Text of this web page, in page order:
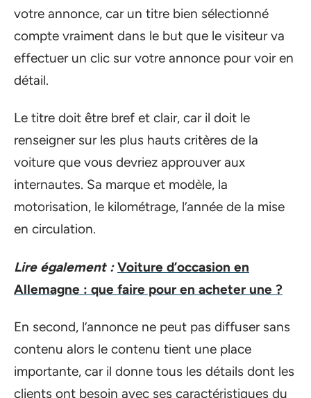
votre annonce, car un titre bien sélectionné
compte vraiment dans le but que le visiteur va
effectuer un clic sur votre annonce pour voir en
détail.
Le titre doit être bref et clair, car il doit le
renseigner sur les plus hauts critères de la
voiture que vous devriez approuver aux
internautes. Sa marque et modèle, la
motorisation, le kilométrage, l’année de la mise
en circulation.
Lire également : Voiture d’occasion en
Allemagne : que faire pour en acheter une ?
En second, l’annonce ne peut pas diffuser sans
contenu alors le contenu tient une place
importante, car il donne tous les détails dont les
clients ont besoin avec ses caractéristiques du